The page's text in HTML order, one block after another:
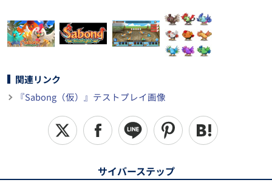
関連リンク
『Sabong（仮）』テストプレイ画像
サイバーステップ